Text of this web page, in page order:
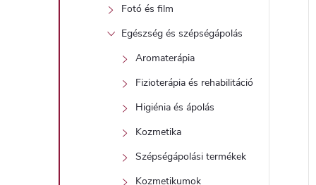
Fotó és film
Egészség és szépségápolás
Aromaterápia
Fizioterápia és rehabilitáció
Higiénia és ápolás
Kozmetika
Szépségápolási termékek
Kozmetikumok